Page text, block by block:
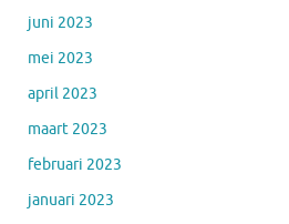
juni 2023
mei 2023
april 2023
maart 2023
februari 2023
januari 2023